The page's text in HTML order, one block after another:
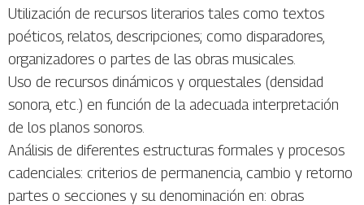
Utilización de recursos literarios tales como textos
poéticos, relatos, descripciones; como disparadores,
organizadores o partes de las obras musicales.
Uso de recursos dinámicos y orquestales (densidad
sonora, etc.) en función de la adecuada interpretación
de los planos sonoros.
Análisis de diferentes estructuras formales y procesos
cadenciales: criterios de permanencia, cambio y retorno
partes o secciones y su denominación en: obras